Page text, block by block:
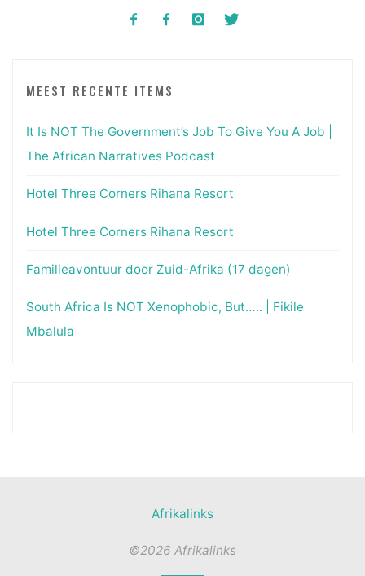
MEEST RECENTE ITEMS
It Is NOT The Government’s Job To Give You A Job |
The African Narratives Podcast
Hotel Three Corners Rihana Resort
Hotel Three Corners Rihana Resort
Familieavontuur door Zuid-Afrika (17 dagen)
South Africa Is NOT Xenophobic, But….. | Fikile
Mbalula
Afrikalinks
©2026 Afrikalinks